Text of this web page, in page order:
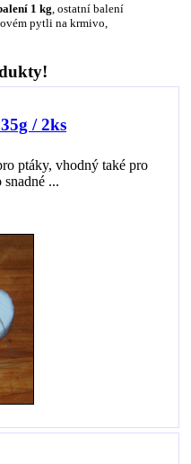
1 kg , ostatní balení
pytli na krmivo,
/ 2ks
ptáky, vhodný také pro
...